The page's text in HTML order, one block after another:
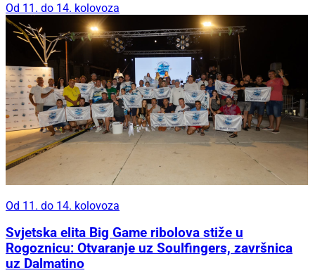
Od 11. do 14. kolovoza
Od 11. do 14. kolovoza
Svjetska elita Big Game ribolova stiže u
Rogoznicu: Otvaranje uz Soulfingers, završnica
uz Dalmatino